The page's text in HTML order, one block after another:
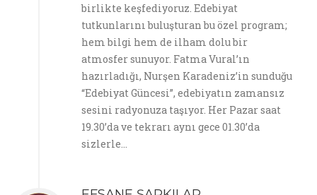
birlikte keşfediyoruz. Edebiyat
tutkunlarını buluşturan bu özel program;
hem bilgi hem de ilham dolu bir
atmosfer sunuyor. Fatma Vural’ın
hazırladığı, Nurşen Karadeniz’in sunduğu
“Edebiyat Güncesi”, edebiyatın zamansız
sesini radyonuza taşıyor. Her Pazar saat
19.30’da ve tekrarı aynı gece 01.30’da
sizlerle…